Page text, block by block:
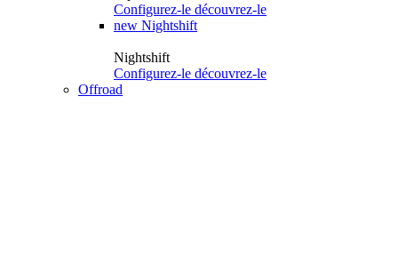
Configurez-le découvrez-le
new Nightshift
Nightshift
Configurez-le découvrez-le
Offroad